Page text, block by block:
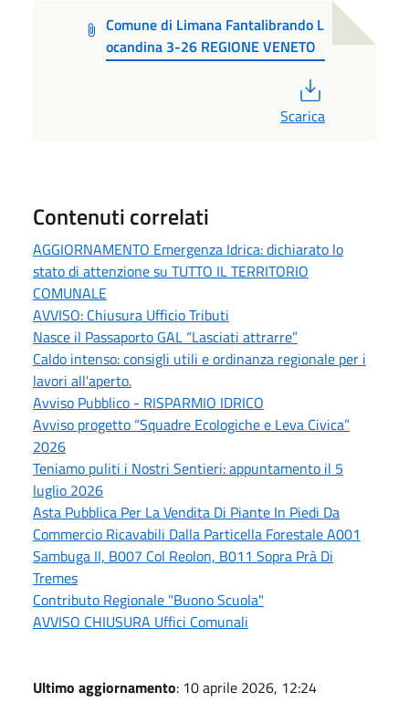
Comune di Limana Fantalibrando L
ocandina 3-26 REGIONE VENETO
Scarica
Contenuti correlati
AGGIORNAMENTO Emergenza Idrica: dichiarato lo
stato di attenzione su TUTTO IL TERRITORIO
COMUNALE
AVVISO: Chiusura Ufficio Tributi
Nasce il Passaporto GAL “Lasciati attrarre”
Caldo intenso: consigli utili e ordinanza regionale per i
lavori all'aperto.
Avviso Pubblico - RISPARMIO IDRICO
Avviso progetto “Squadre Ecologiche e Leva Civica”
2026
Teniamo puliti i Nostri Sentieri: appuntamento il 5
luglio 2026
Asta Pubblica Per La Vendita Di Piante In Piedi Da
Commercio Ricavabili Dalla Particella Forestale A001
Sambuga II, B007 Col Reolon, B011 Sopra Prà Di
Tremes
Contributo Regionale "Buono Scuola"
AVVISO CHIUSURA Uffici Comunali
Ultimo aggiornamento: 10 aprile 2026, 12:24